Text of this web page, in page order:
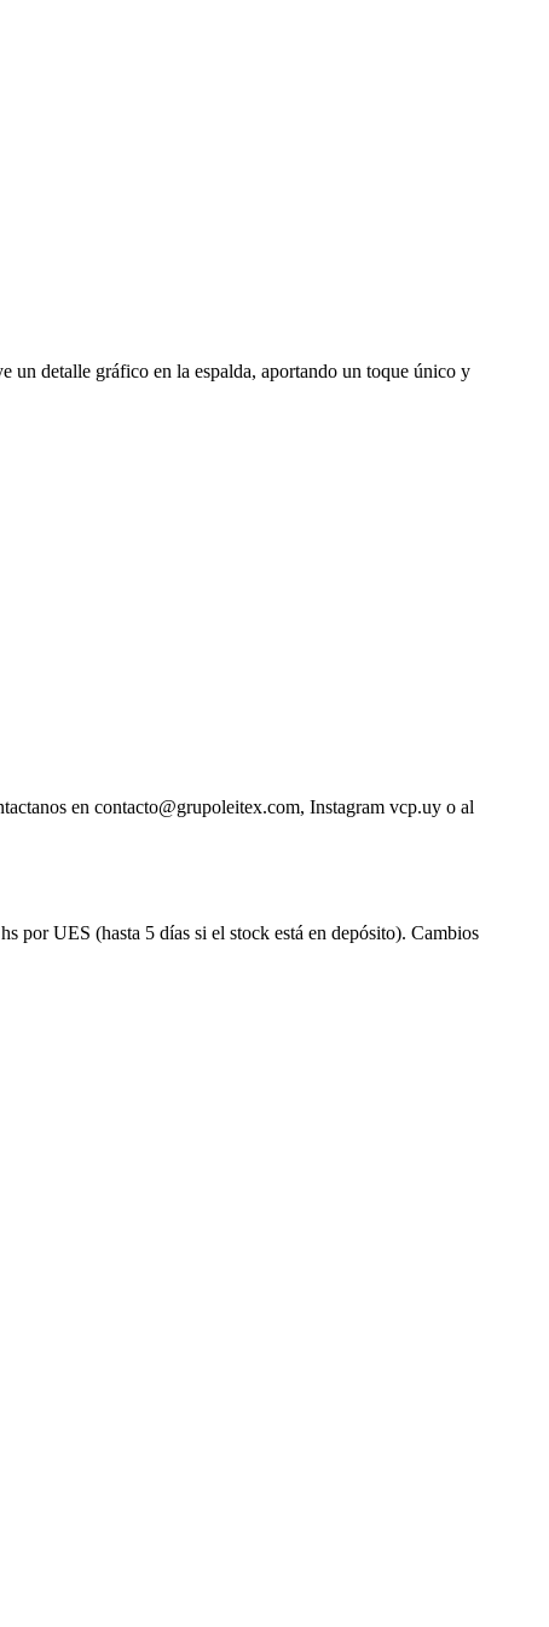
un detalle gráfico en la espalda, aportando un toque único y
en contacto@grupoleitex.com, Instagram vcp.uy o al
por UES (hasta 5 días si el stock está en depósito). Cambios